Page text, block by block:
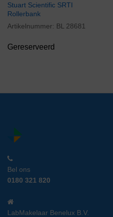
Stuart Scientific SRTI
Rollerbank
Artikelnummer: BL 28681
Gereserveerd
Bel ons
0180 321 820
LabMakelaar Benelux B.V.